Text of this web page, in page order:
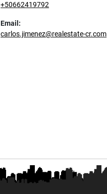
+50662419792
Email:
carlos.jimenez@realestate-cr.com